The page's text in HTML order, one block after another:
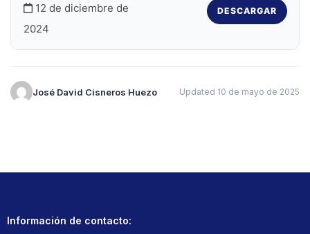
12 de diciembre de
2024
DESCARGAR
José David Cisneros Huezo Updated 10 de mayo de 2025
Información de contacto: